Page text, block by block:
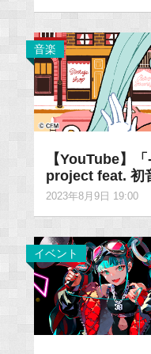
音楽
【YouTube】
project feat. 初
2023年8月9日 19:00
イベント